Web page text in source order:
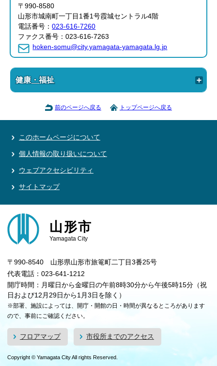
〒990-8580
山形市城南町一丁目1番1号霞城セントラル4階
電話番号：023-616-7260
ファクス番号：023-616-7263
hoken-somu@city.yamagata-yamagata.lg.jp
健康・福祉
前のページへ戻る トップページへ戻る
このホームページについて
個人情報の取り扱いについて
ウェブアクセシビリティ
サイトマップ
山形市
Yamagata City
〒990-8540 山形県山形市旅篭町二丁目3番25号
代表電話：023-641-1212
開庁時間：月曜日から金曜日の午前8時30分から午後5時15分（祝
日および12月29日から1月3日を除く）
※部署、施設によっては、開庁・開館の日・時間が異なるところがあります
ので、事前にご確認ください。
フロアマップ 市役所までのアクセス
Copyright © Yamagata City All rights Reserved.